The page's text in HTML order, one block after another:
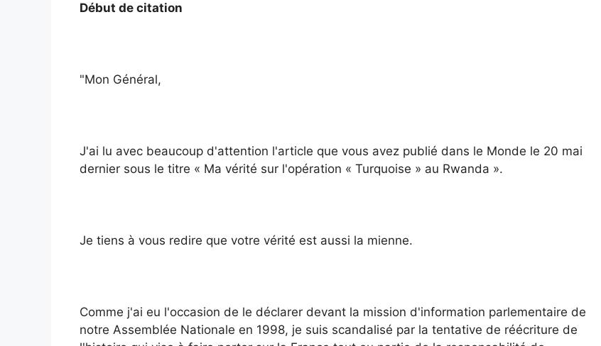
Début de citation
"Mon Général,
J'ai lu avec beaucoup d'attention l'article que vous avez publié dans le Monde le 20 mai
dernier sous le titre « Ma vérité sur l'opération « Turquoise » au Rwanda ».
Je tiens à vous redire que votre vérité est aussi la mienne.
Comme j'ai eu l'occasion de le déclarer devant la mission d'information parlementaire de
notre Assemblée Nationale en 1998, je suis scandalisé par la tentative de réécriture de